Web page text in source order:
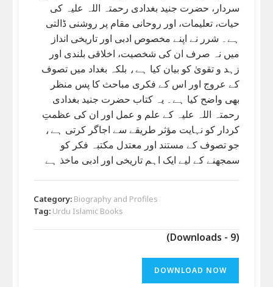
سردار، حضرت جنید بغدادی رحمتہ اللہ علیہ کی
حیات، تعلیمات، اور روحانی مقام پر روشنی ڈالتی
ہے۔ شرر نے اپنے مخصوص ادبی اور تاریخی انداز
میں نہ صرف ان کی شخصیت، اخلاقی بلندی اور
زہد و تقویٰ کو بیان کیا ہے، بلکہ بغداد میں تصوف
کے عروج اور اس کے فکری مباحث کا پس منظر
بھی واضح کیا ہے۔ یہ کتاب حضرت جنید بغدادی
رحمتہ اللہ علیہ کے علم و عمل اور ان کی عظمتِ
کردار کو نہایت مؤثر طریقے سے اجاگر کرتی ہے،
جو تصوف کے مستند اور معتدل مکتبہ فکر کو
سمجھنے کے لیے ایک اہم تاریخی اور ادبی ماخذ ہے
Category: Biography and Profiles
Tag: Urdu Islamic Books
(Downloads - 9)
DOWNLOAD NOW